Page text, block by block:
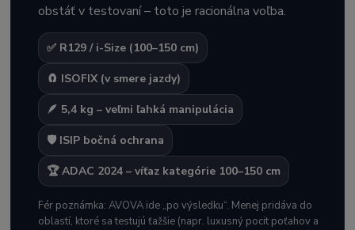
obstáť v testovaní – toto je racionálna voľba.
✅ R129 / i-Size (100–150 cm)
🧲 ISOFIX (v smere jazdy)
🪶 5,4 kg – veľmi ľahká manipulácia
🛡️ ISIP bočná ochrana
🏆 ADAC 2024 – víťaz kategórie 100–150 cm
Fér poznámka: AVOVA ide „po výsledku“. Menej pridáva do
oblastí, ktoré sa testujú ťažšie (napr. luxusný pocit poťahov a